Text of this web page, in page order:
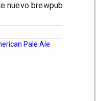
nuevo brewpub
Pale Ale